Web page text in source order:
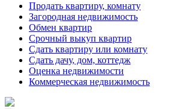
Продать квартиру, комнату
Загородная недвижимость
Обмен квартир
Срочный выкуп квартир
Сдать квартиру или комнату
Сдать дачу, дом, коттедж
Оценка недвижимости
Коммерческая недвижимость